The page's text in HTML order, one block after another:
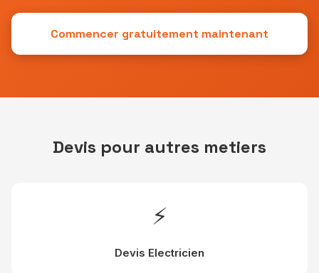
Commencer gratuitement maintenant
Devis pour autres metiers
⚡
Devis Electricien